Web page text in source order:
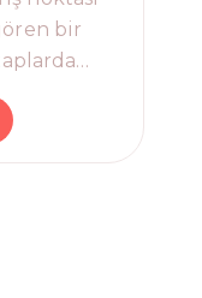
bir
hayatın